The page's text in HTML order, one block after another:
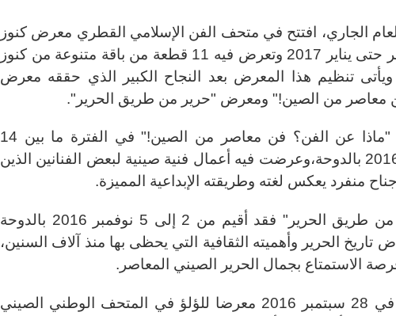
الجاري، افتتح في متحف الفن الإسلامي القطري معرض كنوز
من الصين سيستمر حتى يناير 2017 وتعرض فيه 11 قطعة من باقة متنوعة من كنوز
ويأتى تنظيم هذا المعرض بعد النجاح الكبير الذي حققه معرض
معاصر من الصين!" ومعرض "حرير من طريق الحرير".
وقد افتتح معرض "ماذا عن الفن؟ فن معاصر من الصين!" في الفترة ما بين 14
مارس و16 يوليو 2016 بالدوحة،وعرضت فيه أعمال فنية صينية لبعض الفنانين الذين
منفرد يعكس لغته وطريقته الإبداعية المميزة.
أما معرض "حرير من طريق الحرير" فقد أقيم من 2 إلى 5 نوفمبر 2016 بالدوحة
الحرير وأهميته الثقافية التي يحظى بها منذ آلاف السنين،
الاستمتاع بجمال الحرير الصيني المعاصر.
كما افتتحت قطر في 28 سبتمبر 2016 معرضا للؤلؤ في المتحف الوطني الصيني